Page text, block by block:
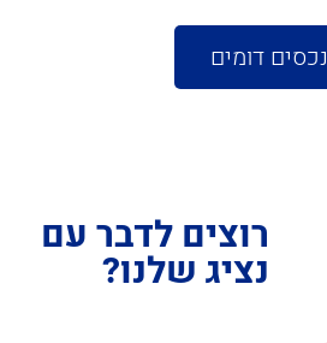
נכסים דומים
רוצים לדבר עם
נציג שלנו?